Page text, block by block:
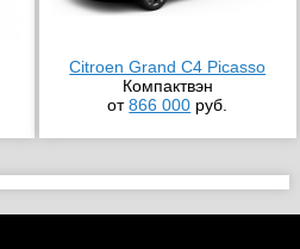
Citroen Grand C4 Picasso
Компактвэн
от866 000 руб.